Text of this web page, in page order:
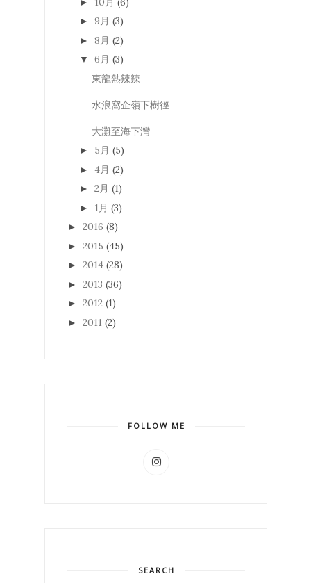
► 9月 (3)
► 8月 (2)
▼ 6月 (3)
東龍熱辣辣
水浪窩企嶺下樹徑
大灘至海下灣
► 5月 (5)
► 4月 (2)
► 2月 (1)
► 1月 (3)
► 2016 (8)
► 2015 (45)
► 2014 (28)
► 2013 (36)
► 2012 (1)
► 2011 (2)
FOLLOW ME
SEARCH